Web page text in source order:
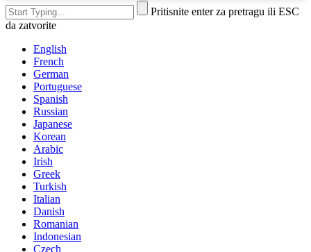
Pritisnite enter za pretragu ili ESC
da zatvorite
English
French
German
Portuguese
Spanish
Russian
Japanese
Korean
Arabic
Irish
Greek
Turkish
Italian
Danish
Romanian
Indonesian
Czech